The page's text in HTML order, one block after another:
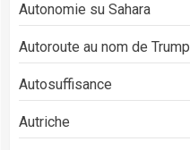
Autonomie su Sahara
Autoroute au nom de Trump
Autosuffisance
Autriche